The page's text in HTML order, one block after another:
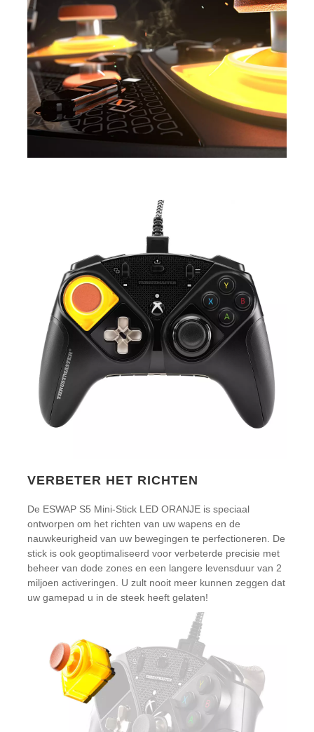
VERBETER HET RICHTEN
De ESWAP S5 Mini-Stick LED ORANJE is speciaal
ontworpen om het richten van uw wapens en de
nauwkeurigheid van uw bewegingen te perfectioneren. De
stick is ook geoptimaliseerd voor verbeterde precisie met
beheer van dode zones en een langere levensduur van 2
miljoen activeringen. U zult nooit meer kunnen zeggen dat
uw gamepad u in de steek heeft gelaten!